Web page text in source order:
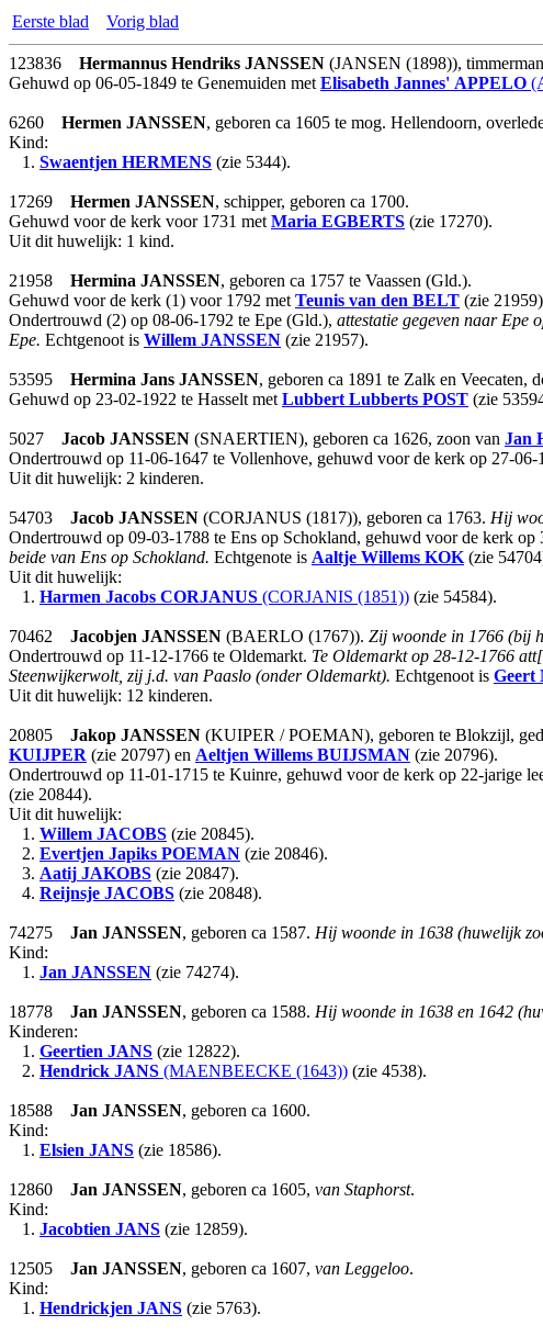
Eerste blad Vorig blad
123836 Hermannus Hendriks JANSSEN (JANSEN (1898)),
Gehuwd op 06-05-1849 te Genemuiden met Elisabeth Jannes' APPELO
6260 Hermen JANSSEN, geboren ca 1605 te mog. Hellendoorn,
Kind:
1. Swaentjen HERMENS (zie 5344).
17269 Hermen JANSSEN, schipper, geboren ca 1700.
Gehuwd voor de kerk voor 1731 met Maria EGBERTS (zie 17270).
Uit dit huwelijk: 1 kind.
21958 Hermina JANSSEN, geboren ca 1757 te Vaassen (Gld.).
Gehuwd voor de kerk (1) voor 1792 met Teunis van den BELT (zie
Ondertrouwd (2) op 08-06-1792 te Epe (Gld.), attestatie gegeven naar Epe
Epe. Echtgenoot is Willem JANSSEN (zie 21957).
53595 Hermina Jans JANSSEN, geboren ca 1891 te Zalk en Veecaten,
Gehuwd op 23-02-1922 te Hasselt met Lubbert Lubberts POST (zie
5027 Jacob JANSSEN (SNAERTIEN), geboren ca 1626, zoon van Jan
Ondertrouwd op 11-06-1647 te Vollenhove, gehuwd voor de kerk op 27-
Uit dit huwelijk: 2 kinderen.
54703 Jacob JANSSEN (CORJANUS (1817)), geboren ca 1763. Hij
Ondertrouwd op 09-03-1788 te Ens op Schokland, gehuwd voor de kerk
beide van Ens op Schokland. Echtgenote is Aaltje Willems KOK (zie
Uit dit huwelijk:
1. Harmen Jacobs CORJANUS (CORJANIS (1851)) (zie 54584).
70462 Jacobjen JANSSEN (BAERLO (1767)). Zij woonde in 1766 (bij
Ondertrouwd op 11-12-1766 te Oldemarkt. Te Oldemarkt op 28-12-1766
Steenwijkerwolt, zij j.d. van Paaslo (onder Oldemarkt). Echtgenoot is Geert
Uit dit huwelijk: 12 kinderen.
20805 Jakop JANSSEN (KUIPER / POEMAN), geboren te Blokzijl,
KUIJPER (zie 20797) en Aeltjen Willems BUIJSMAN (zie 20796).
Ondertrouwd op 11-01-1715 te Kuinre, gehuwd voor de kerk op 22-jarige
(zie 20844).
Uit dit huwelijk:
1. Willem JACOBS (zie 20845).
2. Evertjen Japiks POEMAN (zie 20846).
3. Aatij JAKOBS (zie 20847).
4. Reijnsje JACOBS (zie 20848).
74275 Jan JANSSEN, geboren ca 1587. Hij woonde in 1638 (huwelijk
Kind:
1. Jan JANSSEN (zie 74274).
18778 Jan JANSSEN, geboren ca 1588. Hij woonde in 1638 en 1642
Kinderen:
1. Geertien JANS (zie 12822).
2. Hendrick JANS (MAENBEECKE (1643)) (zie 4538).
18588 Jan JANSSEN, geboren ca 1600.
Kind:
1. Elsien JANS (zie 18586).
12860 Jan JANSSEN, geboren ca 1605, van Staphorst.
Kind:
1. Jacobtien JANS (zie 12859).
12505 Jan JANSSEN, geboren ca 1607, van Leggeloo.
Kind:
1. Hendrickjen JANS (zie 5763).